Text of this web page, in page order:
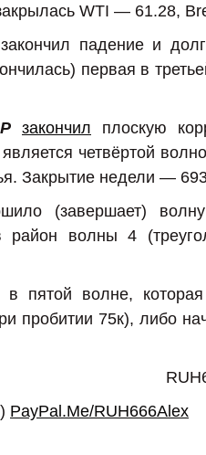
WTI — 61.28,
падение и
первая в
закончил плоскую
четвёртой
Закрытие недели —
(завершает)
волны 4
в пятой волне,
пробитии 75к), либо
PayPal.Me/RUH666Alex